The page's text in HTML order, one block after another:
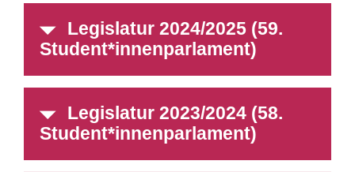
Legislatur 2024/2025 (59.
Student*innenparlament)
Legislatur 2023/2024 (58.
Student*innenparlament)